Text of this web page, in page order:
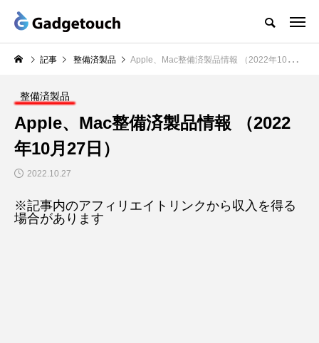
記事 整備済製品 Apple、Mac整備済製品情報 （2022年10月27日）
整備済製品
Apple、Mac整備済製品情報 （2022
年10月27日）
2022.10.27
※記事内のアフィリエイトリンクから収入を得る
場合があります